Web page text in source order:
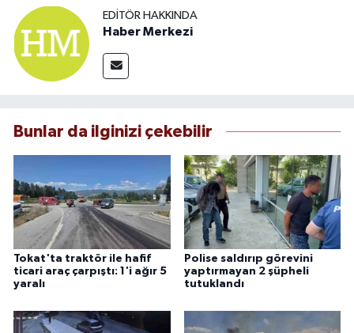
EDITÖR HAKKINDA
Haber Merkezi
Bunlar da ilginizi çekebilir
Tokat'ta traktör ile hafif
ticari araç çarpıştı: 1'i ağır 5
yaralı
Polise saldırıp görevini
yaptırmayan 2 şüpheli
tutuklandı